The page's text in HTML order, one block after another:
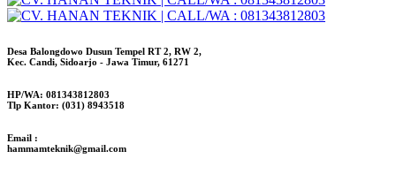
Desa Balongdowo Dusun Tempel RT 2, RW 2,
Kec. Candi, Sidoarjo - Jawa Timur, 61271
HP/WA: 081343812803
Tlp Kantor: (031) 8943518
Email :
hammamteknik@gmail.com